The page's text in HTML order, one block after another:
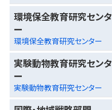
環境保全教育研究センタ
ー
環境保全教育研究センター
実験動物教育研究センタ
ー
実験動物教育研究センター